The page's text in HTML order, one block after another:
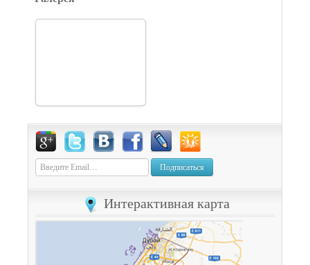
Подписаться
Интерактивная карта